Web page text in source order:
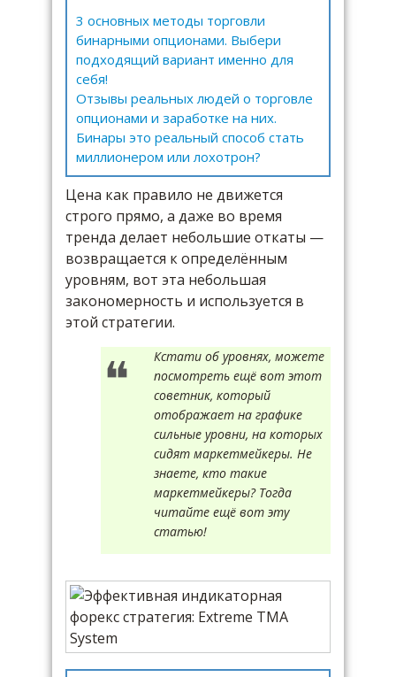
3 основных методы торговли
бинарными опционами. Выбери
подходящий вариант именно для
себя!
Отзывы реальных людей о торговле
опционами и заработке на них.
Бинары это реальный способ стать
миллионером или лохотрон?
Цена как правило не движется
строго прямо, а даже во время
тренда делает небольшие откаты —
возвращается к определённым
уровням, вот эта небольшая
закономерность и используется в
этой стратегии.
Кстати об уровнях, можете
посмотреть ещё вот этот
советник, который
отображает на графике
сильные уровни, на которых
сидят маркетмейкеры. Не
знаете, кто такие
маркетмейкеры? Тогда
читайте ещё вот эту
статью!